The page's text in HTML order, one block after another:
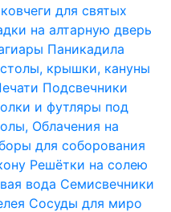
для святых
на алтарную дверь
Паникадила
крышки, кануны
Подсвечники
и футляры под
Облачения на
для соборования
Решётки на солею
вода Семисвечники
Сосуды для миро